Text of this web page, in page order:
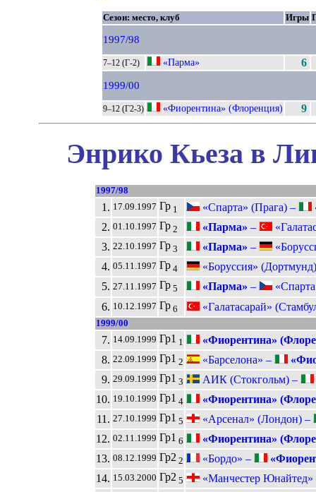
Сезон: место, клуб Игры
1997/98
7–12 (Г-2) «Парма» 6
1999/00
9–12 (Г2-3) «Фиорентина» (Флоренция) 9
Энрико Кьеза в
1997/98
1. 17.09.1997 Гр 1 «Спарта» (Прага) –
2. 01.10.1997 Гр 2 «Парма» –
3. 22.10.1997 Гр 3 «Парма» –
4. 05.11.1997 Гр 4
«Боруссия»
5. 27.11.1997 Гр 5 «Парма» –
6. 10.12.1997 Гр 6 «Галатасарай»
1999/00
7. 14.09.1999 Гр1 1
«Фиорентина»
8. 22.09.1999 Гр1 2 «Барселона» –
9. 29.09.1999 Гр1 3 АИК (Стокгольм) –
10. 19.10.1999 Гр1 4
«Фиорентина»
11. 27.10.1999 Гр1 5
«Арсенал» (Лондон) –
12. 02.11.1999 Гр1 6
«Фиорентина»
13. 08.12.1999 Гр2 2 «Бордо» –
14. 15.03.2000 Гр2 5
«Манчестер